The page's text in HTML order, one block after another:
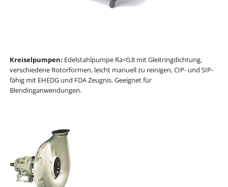
Kreiselpumpen: Edelstahlpumpe Ra<0,8 mit Gleitringdichtung,
verschiedene Rotorformen, leicht manuell zu reinigen, CIP- und SIP-
fähig mit EHEDG und FDA Zeugnis. Geeignet für
Blendinganwendungen.